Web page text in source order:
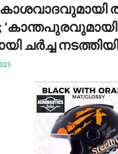
ച‍ർച്ച